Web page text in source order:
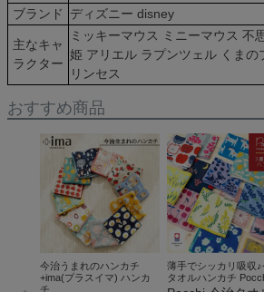
ブランド
ディズニー disney
主なキャ
ラクター
ミッキーマウス ミニーマウス 不
姫 アリエル ラプンツェル くまの
リンセス
おすすめ商品
今治うまれのハンカチ
+ima(プラスイマ) ハンカ
チ
薄手でシッカリ吸収♪
タオルハンカチ